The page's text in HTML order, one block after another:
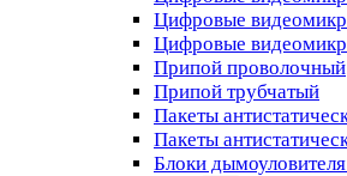
Цифровые
Цифровые
Припой проволочный
Припой трубчатый
Пакеты
Пакеты
Блоки дымоуловителя